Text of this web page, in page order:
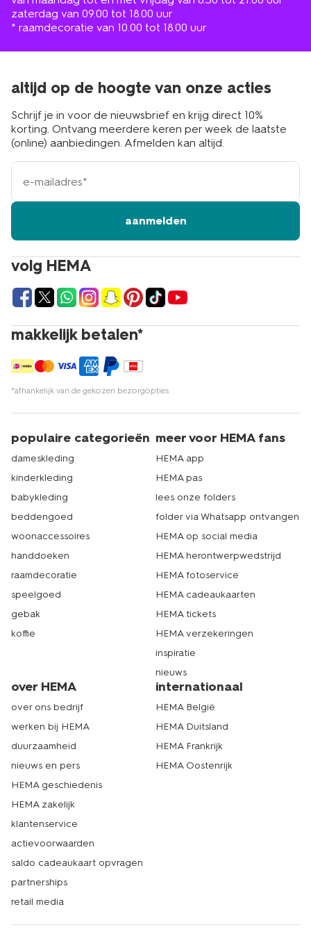
zaterdag van 09.00 tot 18.00 uur
* raamdecoratie van 10.00 tot 18.00 uur
volg HEMA
makkelijk betalen*
*afhankelijk van de gekozen bezorgopties
altijd op de hoogte van onze acties
Schrijf je in voor de nieuwsbrief en krijg direct 10%
korting. Ontvang meerdere keren per week de laatste
(online) aanbiedingen. Afmelden kan altijd.
e-
mailadres
aanmelden
populaire categorieën
dameskleding
kinderkleding
babykleding
beddengoed
woonaccessoires
handdoeken
raamdecoratie
speelgoed
gebak
koffie
meer voor HEMA fans
HEMA app
HEMA pas
lees onze folders
folder via Whatsapp ontvangen
HEMA op social media
HEMA herontwerpwedstrijd
HEMA fotoservice
HEMA cadeaukaarten
HEMA tickets
HEMA verzekeringen
inspiratie
nieuws
over HEMA
over ons bedrijf
werken bij HEMA
duurzaamheid
nieuws en pers
HEMA geschiedenis
HEMA zakelijk
klantenservice
actievoorwaarden
saldo cadeaukaart opvragen
partnerships
retail media
internationaal
HEMA België
HEMA Duitsland
HEMA Frankrijk
HEMA Oostenrijk